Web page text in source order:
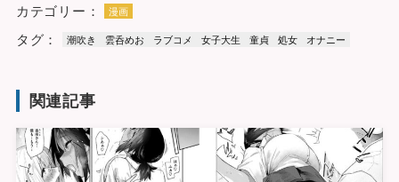
カテゴリー： 漫画
タグ： 潮吹き 雲呑めお ラブコメ 女子大生 童貞 処女 オナニー
関連記事